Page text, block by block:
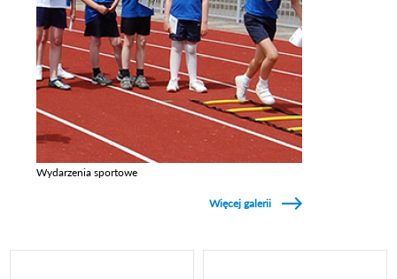
Wydarzenia sportowe
Więcej galerii